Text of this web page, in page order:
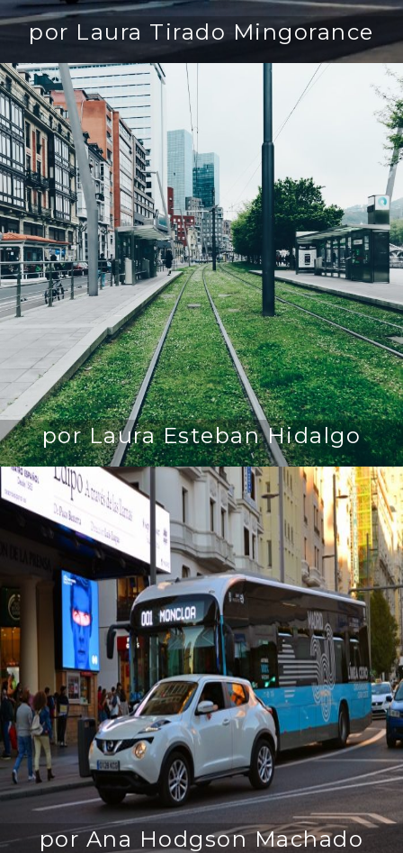
por Laura Tirado Mingorance
por Laura Esteban Hidalgo
por Ana Hodgson Machado